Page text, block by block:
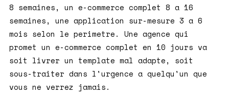
8 semaines, un e-commerce complet 8 a 16
semaines, une application sur-mesure 3 a 6
mois selon le perimetre. Une agence qui
promet un e-commerce complet en 10 jours va
soit livrer un template mal adapte, soit
sous-traiter dans l'urgence a quelqu'un que
vous ne verrez jamais.